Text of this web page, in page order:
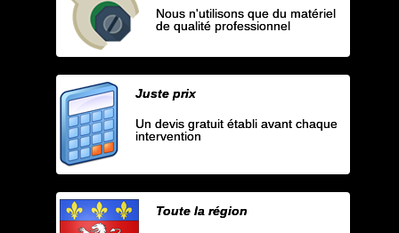
Nous n'utilisons que du matériel
de qualité professionnel
Juste prix
Un devis gratuit établi avant chaque
intervention
Toute la région